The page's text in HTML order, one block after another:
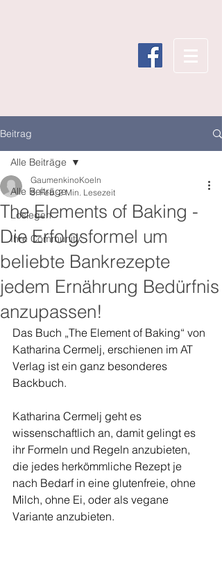
Beitrag
Alle Beiträge
Loslegen
Ihre Community
Alle Beiträge
The Elements of Baking -
Die Erfolgsformel um
beliebte Bankrezepte
jedem Ernährung Bedürfnis
anzupassen!
GaumenkinoKoeln
8. Feb. 2 Min. Lesezeit
Das Buch „The Element of Baking“ von
Katharina Cermelj, erschienen im AT
Verlag ist ein ganz besonderes
Backbuch.
Katharina Cermelj geht es
wissenschaftlich an, damit gelingt es
ihr Formeln und Regeln anzubieten,
die jedes herkömmliche Rezept je
nach Bedarf in eine glutenfreie, ohne
Milch, ohne Ei, oder als vegane
Variante anzubieten.